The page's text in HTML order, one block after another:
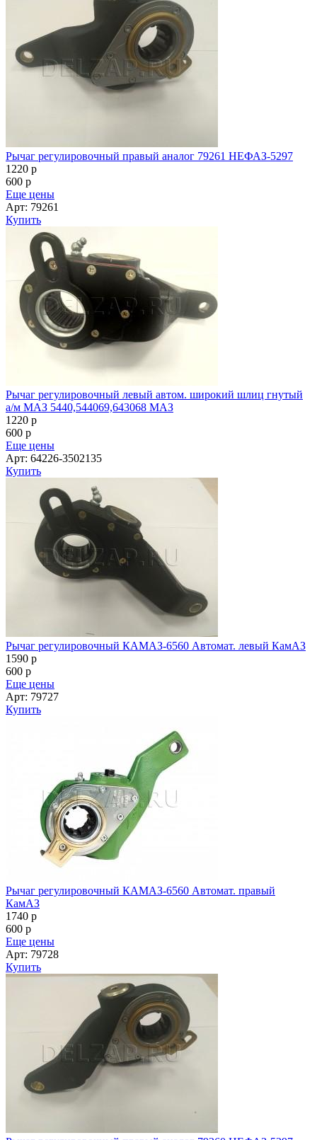
Рычаг регулировочный правый аналог 79261 НЕФАЗ-5297
1220 p
600 p
Еще цены
Арт: 79261
Купить
Рычаг регулировочный левый автом. широкий шлиц гнутый
а/м МАЗ 5440,544069,643068 МАЗ
1220 p
600 p
Еще цены
Арт: 64226-3502135
Купить
Рычаг регулировочный КАМАЗ-6560 Автомат. левый КамАЗ
1590 p
600 p
Еще цены
Арт: 79727
Купить
Рычаг регулировочный КАМАЗ-6560 Автомат. правый
КамАЗ
1740 p
600 p
Еще цены
Арт: 79728
Купить